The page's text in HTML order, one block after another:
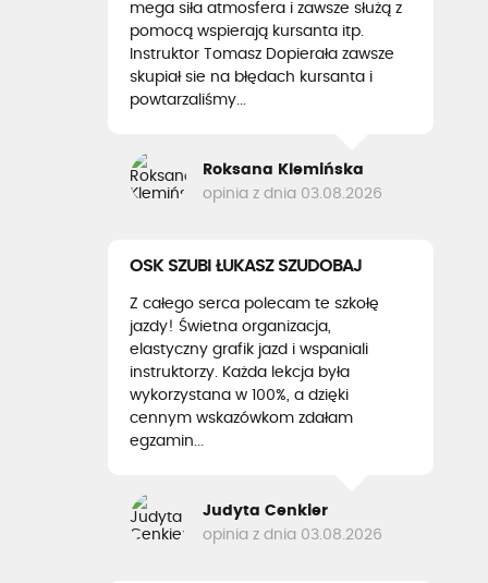
mega siła atmosfera i zawsze służą z
pomocą wspierają kursanta itp.
Instruktor Tomasz Dopierała zawsze
skupiał sie na błędach kursanta i
powtarzaliśmy...
Roksana Klemińska
opinia z dnia 03.08.2026
OSK SZUBI ŁUKASZ SZUDOBAJ
Z całego serca polecam te szkołę
jazdy! Świetna organizacja,
elastyczny grafik jazd i wspaniali
instruktorzy. Każda lekcja była
wykorzystana w 100%, a dzięki
cennym wskazówkom zdałam
egzamin...
Judyta Cenkier
opinia z dnia 03.08.2026